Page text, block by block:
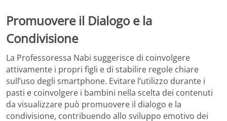
Promuovere il Dialogo e la
Condivisione
La Professoressa Nabi suggerisce di coinvolgere
attivamente i propri figli e di stabilire regole chiare
sull’uso degli smartphone. Evitare l’utilizzo durante i
pasti e coinvolgere i bambini nella scelta dei contenuti
da visualizzare può promuovere il dialogo e la
condivisione, contribuendo allo sviluppo emotivo dei